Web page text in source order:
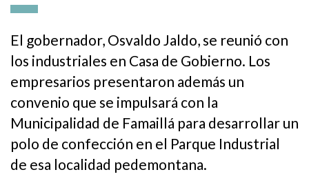
El gobernador, Osvaldo Jaldo, se reunió con
los industriales en Casa de Gobierno. Los
empresarios presentaron además un
convenio que se impulsará con la
Municipalidad de Famaillá para desarrollar un
polo de confección en el Parque Industrial
de esa localidad pedemontana.